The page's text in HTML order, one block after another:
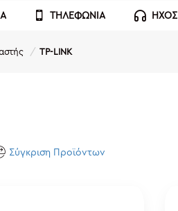
ΤΗΛΕΦΩΝΙΑ ΗΧΟΣ
TP-LINK
Σύγκριση Προϊόντων